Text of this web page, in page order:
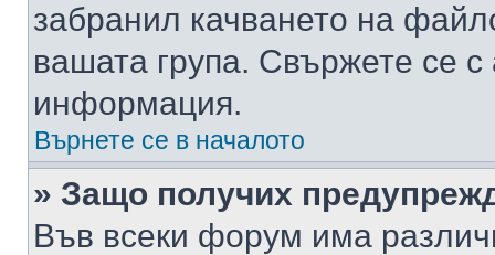
забранил качването на
вашата група. Свържете се
информация.
Върнете се в началото
» Защо получих
Във всеки форум има